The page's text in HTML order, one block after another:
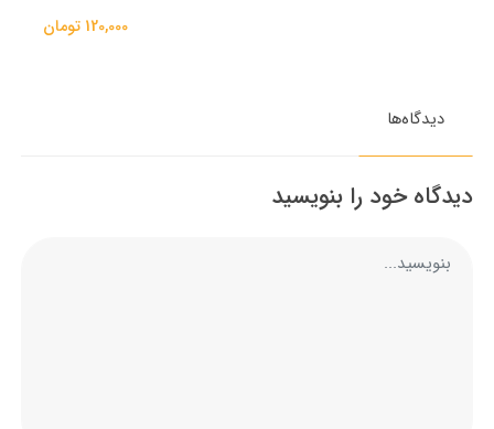
120,000 تومان
دیدگاه‌ها
دیدگاه خود را بنویسید